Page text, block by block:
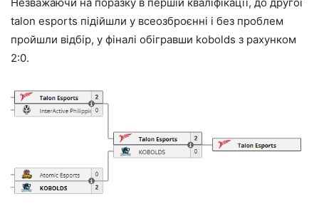
Незважаючи на поразку в першій кваліфікації, до другої
talon esports підійшли у всеозброєнні і без проблем
пройшли відбір, у фіналі обігравши kobolds з рахунком
2:0.